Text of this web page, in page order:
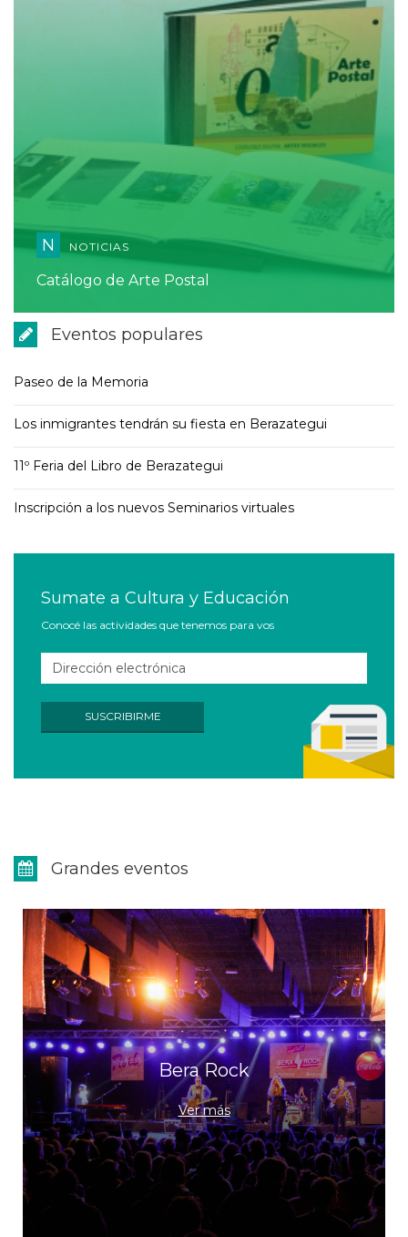
N NOTICIAS
Catálogo de Arte Postal
Eventos populares
Paseo de la Memoria
Los inmigrantes tendrán su fiesta en Berazategui
11º Feria del Libro de Berazategui
Inscripción a los nuevos Seminarios virtuales
Sumate a Cultura y Educación
Conocé las actividades que tenemos para vos
Grandes eventos
Bera Rock
Ver más